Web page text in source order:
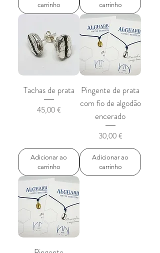
carrinho
carrinho
Tachas de prata
Preço
45,00 €
Adicionar ao
carrinho
Pingente de prata
com fio de algodão
encerado
Preço
30,00 €
Adicionar ao
carrinho